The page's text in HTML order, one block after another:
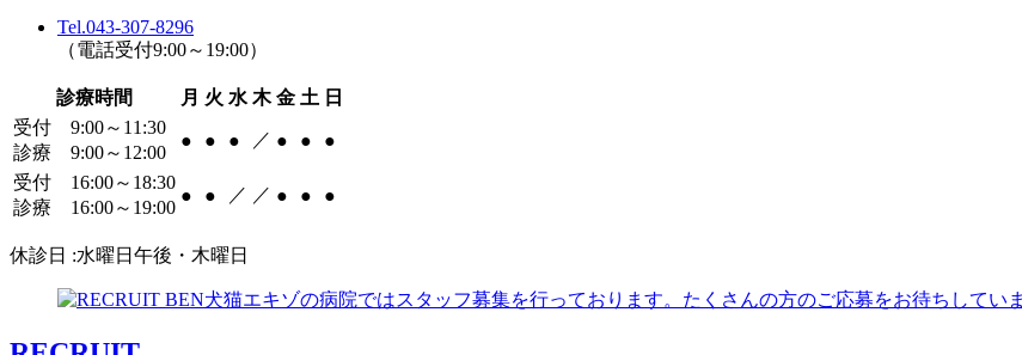
Tel.043-307-8296
（電話受付9:00～19:00）
診療時間 月 火 水 木 金 土 日
受付 9:00～11:30
診療 9:00～12:00
● ● ● ／ ● ● ●
受付 16:00～18:30
診療 16:00～19:00
● ● ／ ／ ● ● ●
休診日 :水曜日午後・木曜日